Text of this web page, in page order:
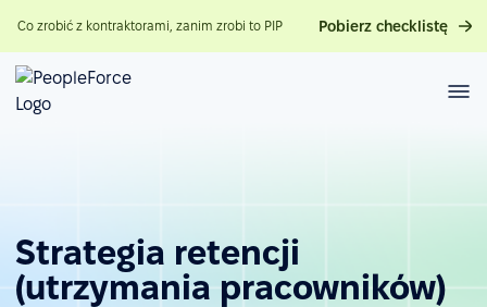
Co zrobić z kontraktorami, zanim zrobi to PIP Pobierz checklistę
Strategia retencji
(utrzymania pracowników)